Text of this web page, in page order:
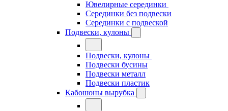
Ювелирные серединки
Серединки без подвески
Серединки с подвеской
Подвески, кулоны
Подвески, кулоны
Подвески бусины
Подвески металл
Подвески пластик
Кабошоны вырубка